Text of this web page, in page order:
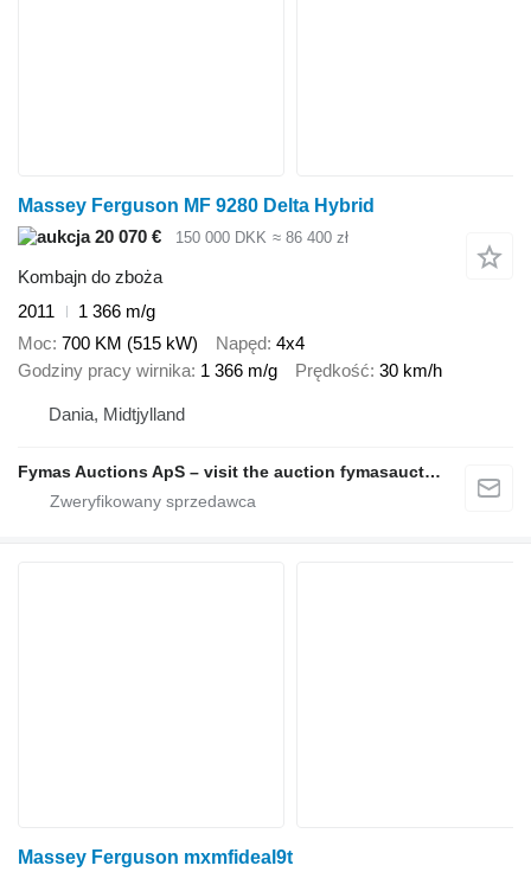
Massey Ferguson MF 9280 Delta Hybrid
20 070 €
150 000 DKK ≈ 86 400 zł
Kombajn do zboża
2011
1 366 m/g
Moc 700 KM (515 kW) Napęd 4x4
Godziny pracy wirnika 1 366 m/g Prędkość 30 km/h
Dania, Midtjylland
Fymas Auctions ApS – visit the auction fymasauctions.dk
Massey Ferguson mxmfideal9t